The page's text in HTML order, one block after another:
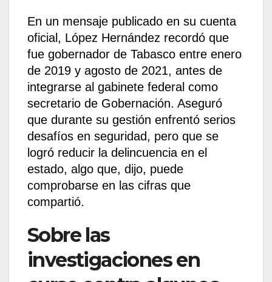
En un mensaje publicado en su cuenta
oficial, López Hernández recordó que
fue gobernador de Tabasco entre enero
de 2019 y agosto de 2021, antes de
integrarse al gabinete federal como
secretario de Gobernación. Aseguró
que durante su gestión enfrentó serios
desafíos en seguridad, pero que se
logró reducir la delincuencia en el
estado, algo que, dijo, puede
comprobarse en las cifras que
compartió.
Sobre las
investigaciones en